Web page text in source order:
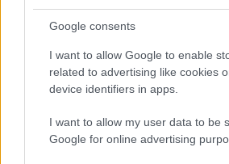
Google consents
I want to allow Google to enable
related to advertising like cookies
device identifiers in apps.
I want to allow my user data to be
Google for online advertising
Rogla bo gostila tradicionalni 34.
avtomehanikov!
Celično dihanje – ustvarjanje energije
Najboljši vrtni stroji Castelgarden za